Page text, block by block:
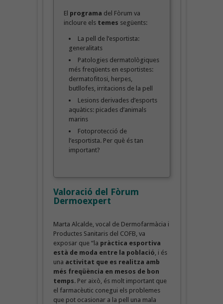
El programa del Fòrum va
incloure els temes següents:
La pell de l’esportista:
generalitats
Patologies dermatològiques
més freqüents en esportistes:
dermatofitosi, herpes,
butllofes, irritacions de la pell
Lesions derivades d’esports
aquàtics: picades d’animals
marins
Fotoprotecció de
l’esportista. Per què és tan
important?
Valoració del Fòrum
Dermoexpert
Marta Alcalde, vocal de Dermofarmàcia i
Productes Sanitaris del COFB, va
exposar que “la pràctica esportiva
està de moda entre la població , i és
una activitat que es realitza amb
més freqüència en mesos de bon
temps. Per això, és molt important que
el farmacèutic conegui els problemes
que pot ocasionar a la pell una mala